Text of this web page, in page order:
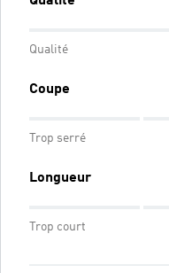
Qualité
Coupe
Trop serré
Longueur
Trop court